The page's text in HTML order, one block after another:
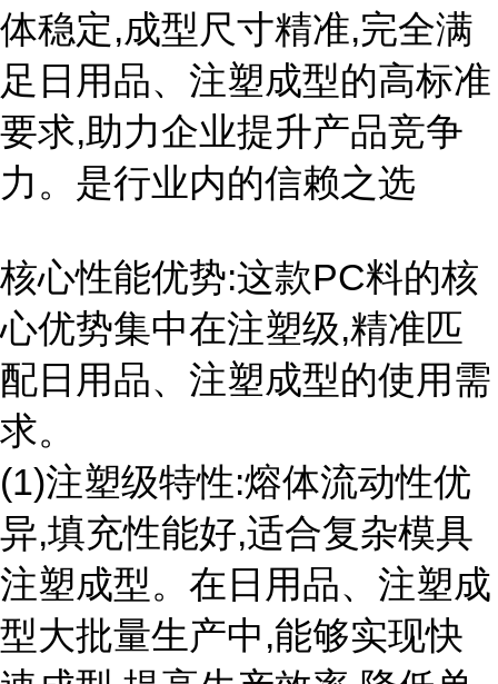
体稳定,成型尺寸精准,完全满
足日用品、注塑成型的高标准
要求,助力企业提升产品竞争
力。是行业内的信赖之选
核心性能优势:这款PC料的核
心优势集中在注塑级,精准匹
配日用品、注塑成型的使用需
求。
(1)注塑级特性:熔体流动性优
异,填充性能好,适合复杂模具
注塑成型。在日用品、注塑成
型大批量生产中,能够实现快